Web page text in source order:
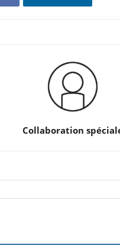
Collaboration